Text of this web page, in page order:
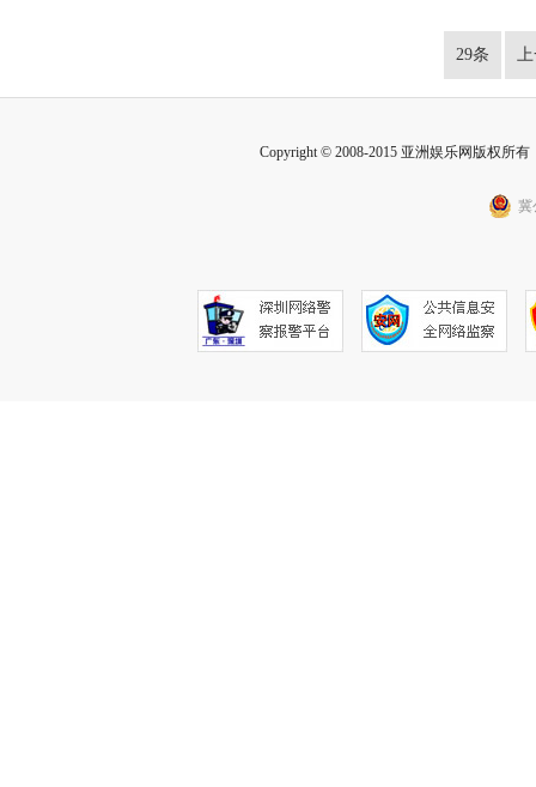
29条
Copyright © 2008-2015 亚洲娱乐网版权所
冀